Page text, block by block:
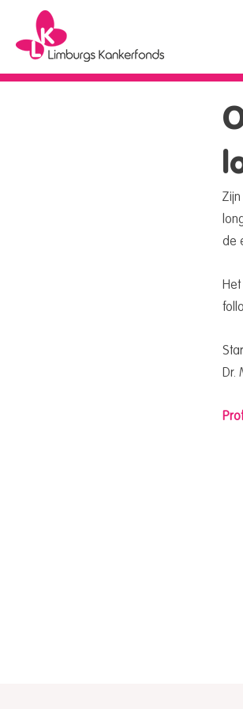
de
Dr.